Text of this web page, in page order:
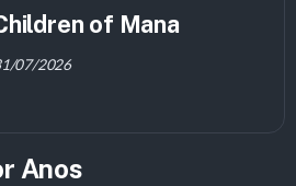
of Mana
07/2026
Anos